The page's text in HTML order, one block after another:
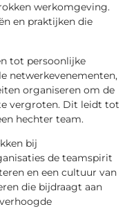
werkomgeving.
en praktijken die
tot persoonlijke
netwerkevenementen,
organiseren om de
vergroten. Dit leidt tot
hechter team.
bij
de teamspirit
en een cultuur van
die bijdraagt aan